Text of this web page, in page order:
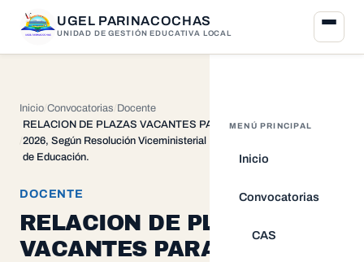
UGEL PARINACOCHAS
UNIDAD DE GESTIÓN EDUCATIVA LOCAL
MENÚ PRINCIPAL
Inicio
Convocatorias
CAS
Inicio Convocatorias Docente
RELACION DE PLAZAS VACANTES PARA DESTAQUE DOCENTE
2026, Según Resolución Viceministerial N.° 009-2026 del Ministerio
de Educación.
DOCENTE
RELACION DE PLAZAS
VACANTES PARA